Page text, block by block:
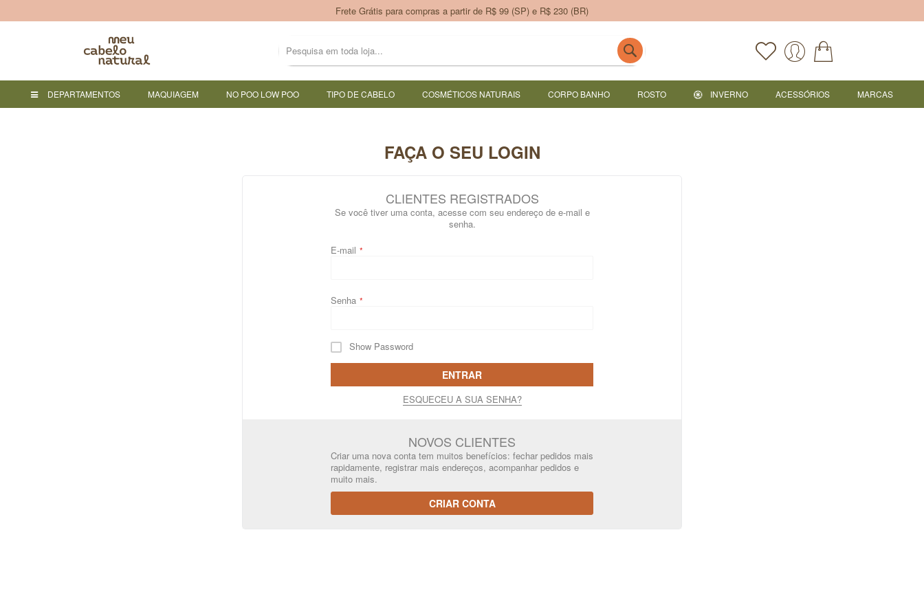
Frete Grátis para compras a partir de R$ 99 (SP) e R$ 230 (BR)
DEPARTAMENTOS MAQUIAGEM NO POO LOW POO TIPO DE CABELO COSMÉTICOS NATURAIS CORPO BANHO ROSTO INVERNO ACESSÓRIOS MARCAS
FAÇA O SEU LOGIN
CLIENTES REGISTRADOS
Se você tiver uma conta, acesse com seu endereço de e-mail e
senha.
E-mail
Senha
Show Password
ENTRAR
ESQUECEU A SUA SENHA?
NOVOS CLIENTES
Criar uma nova conta tem muitos benefícios: fechar pedidos mais
rapidamente, registrar mais endereços, acompanhar pedidos e
muito mais.
CRIAR CONTA